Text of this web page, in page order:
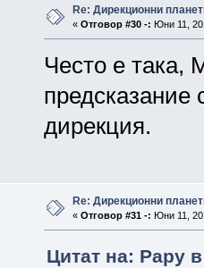
Re: Дирекционни
« Отговор #30 -: Юни 11,
Често е така,
предсказание
дирекция.
Re: Дирекционни
« Отговор #31 -: Юни 11,
Цитат на: Papy